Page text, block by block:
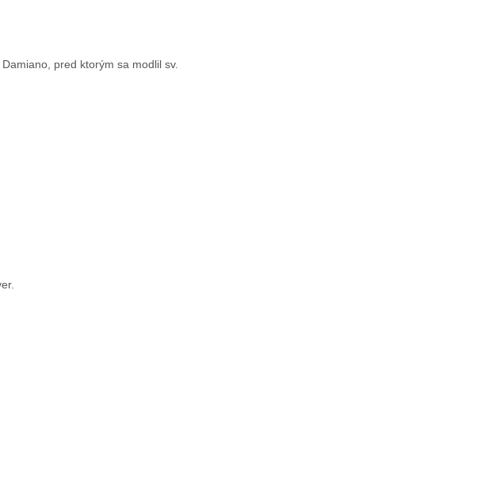
pred ktorým sa modlil sv.